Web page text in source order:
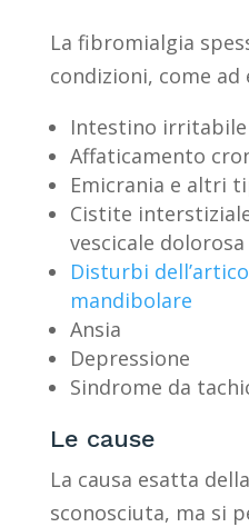
La fibromialgia
condizioni, come ad
Intestino irritabile
Affaticamento
Emicrania e altri
Cistite
vescicale dolorosa
Disturbi
mandibolare
Ansia
Depressione
Sindrome da
Le cause
La causa esatta
sconosciuta, ma si